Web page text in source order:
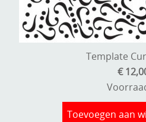
Template
€
Toevoegen aan